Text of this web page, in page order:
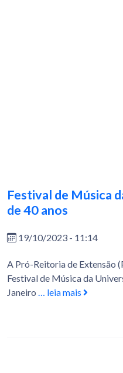
Festival de Música
de 40 anos
19/10/2023 - 11:14
A Pró-Reitoria de Extensão
Festival de Música da
Janeiro … leia mais